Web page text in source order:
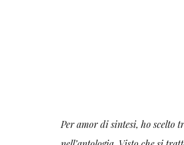
Per amor di sintesi, ho scelto